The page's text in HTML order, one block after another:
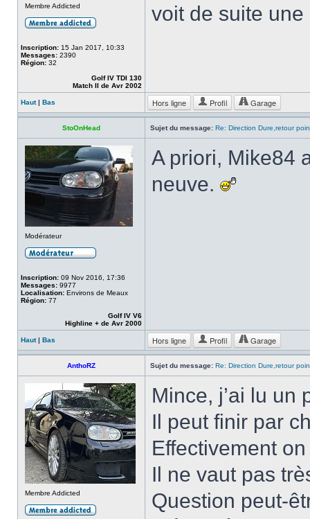
Membre Addicted
Inscription: 15 Jan 2017, 10:33
Messages: 2390
Région: 32
Golf IV TDI 130
Match II de Avr 2002
voit de suite
Haut| Bas Hors ligne Profil Garage
StoOnHead Sujet du message: Re: Direction Dure,retour
Modérateur
Inscription: 09 Nov 2016, 17:36
Messages: 9977
Localisation: Environs de Meaux
Région: 77
Golf IV V6
Highline + de Avr 2000
A priori, Mike84
neuve.
Haut| Bas Hors ligne Profil Garage
AnthoRZ Sujet du message: Re: Direction Dure,retour
Membre Addicted
Mince, j’ai lu un
Il peut finir par
Effectivement
Il ne vaut pas
Question peut-